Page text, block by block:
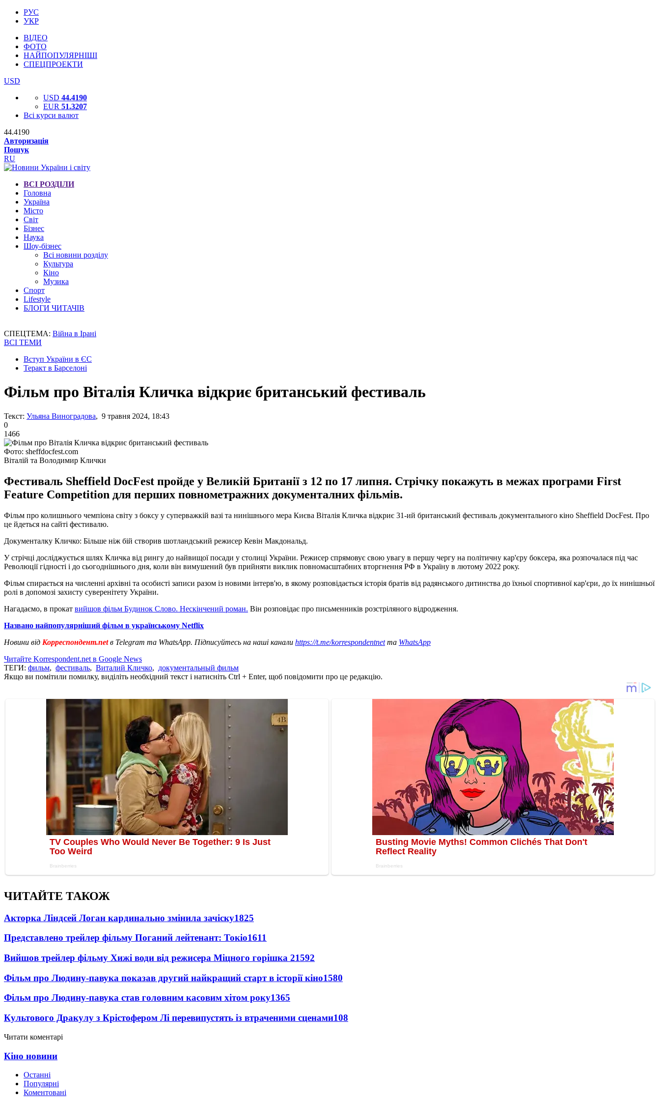
РУС
УКР
ВІДЕО
ФОТО
НАЙПОПУЛЯРНІШІ
СПЕЦПРОЕКТИ
USD
USD 44.4190
EUR 51.3207
Всі курси валют
44.4190
Авторизація
Пошук
RU
ВСІ РОЗДІЛИ
Головна
Україна
Місто
Світ
Бізнес
Наука
Шоу-бізнес
Всі новини розділу
Культура
Кіно
Музика
Спорт
Lifestyle
БЛОГИ ЧИТАЧІВ
СПЕЦТЕМА: Війна в Ірані
ВСІ ТЕМИ
Вступ України в ЄС
Теракт в Барселоні
Фільм про Віталія Кличка відкриє британський фестиваль
Текст: Ульяна Виноградова, 9 травня 2024, 18:43
0
1466
Фото: sheffdocfest.com
Віталій та Володимир Клички
Фестиваль Sheffield DocFest пройде у Великій Британії з 12 по 17 липня. Стрічку покажуть в межах програми First
Feature Competition для перших повнометражних документалних фільмів.
Фільм про колишнього чемпіона світу з боксу у суперважкій вазі та нинішнього мера Києва Віталія Кличка відкриє 31-ий британський фестиваль документального кіно Sheffield DocFest. Про
це йдеться на сайті фестивалю.
Документалку Кличко: Більше ніж бій створив шотландський режисер Кевін Макдональд.
У стрічці досліджується шлях Кличка від рингу до найвищої посади у столиці України. Режисер спрямовує свою увагу в першу чергу на політичну кар'єру боксера, яка розпочалася під час
Революції гідності і до сьогоднішнього дня, коли він вимушений був прийняти виклик повномасштабних вторгнення РФ в Україну в лютому 2022 року.
Фільм спирається на численні архівні та особисті записи разом із новими інтерв'ю, в якому розповідається історія братів від радянського дитинства до їхньої спортивної кар'єри, до їх нинішньої
ролі в допомозі захисту суверенітету України.
Нагадаємо, в прокат вийшов фільм Будинок Слово. Нескінчений роман. Він розповідає про письменників розстріляного відродження.
Названо найпопулярніший фільм в українському Netfliх
Новини від Корреспондент.netв Telegram та WhatsApp. Підписуйтесь на наші канали https://t.me/korrespondentnetта WhatsApp
Читайте Korrespondent.net в Google News
ТЕГИ: фильм, фестиваль, Виталий Кличко, документальный фильм
Якщо ви помітили помилку, виділіть необхідний текст і натисніть Ctrl + Enter, щоб повідомити про це редакцію.
ЧИТАЙТЕ ТАКОЖ
Акторка Ліндсей Логан кардинально змінила зачіску1825
Представлено трейлер фільму Поганий лейтенант: Токіо1611
Вийшов трейлер фільму Хижі води від режисера Міцного горішка 21592
Фільм про Людину-павука показав другий найкращий старт в історії кіно1580
Фільм про Людину-павука став головним касовим хітом року1365
Культового Дракулу з Крістофером Лі перевипустять із втраченими сценами108
Читати коментарі
Кіно новини
Останні
Популярні
Коментовані